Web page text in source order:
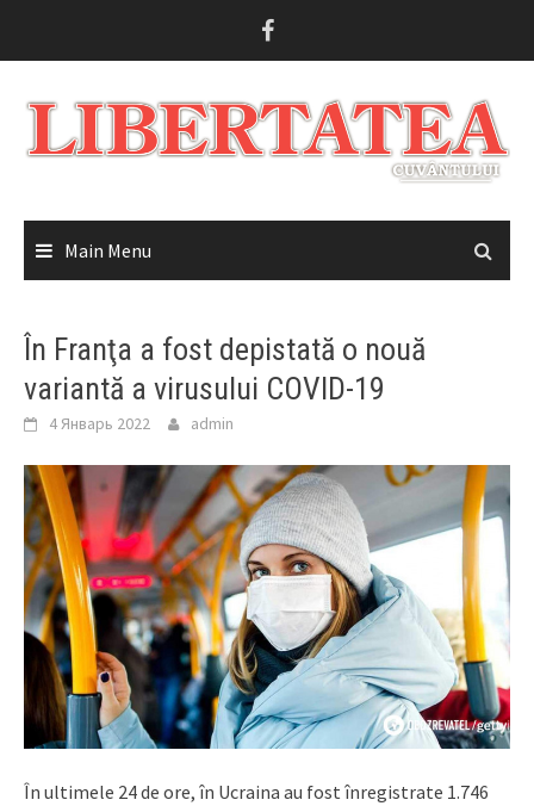
Main Menu
În Franţa a fost depistată o nouă
variantă a virusului COVID-19
4 Январь 2022 admin
În ultimele 24 de ore, în Ucraina au fost înregistrate 1.746